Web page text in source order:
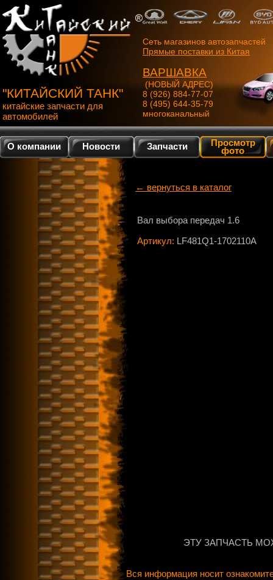
"КИТАЙСКИЙ ТАНК"
китайские запчасти для
автомобилей
Сеть магазинов автозапчастей
Прямые поставки из Китая
ВАРШАВКА
(НОВЫЙ АДРЕС)
8 (926) 884-77-07
8 (495) 644-35-79
многоканальный
О компании Новости Запчасти Просмотр
фото
← вернуться в каталог
Вал выбора передач 1.6
Артикул: LF481Q1-1702110A
ЭТУ ЗАПЧАСТЬ
Вся информация носит